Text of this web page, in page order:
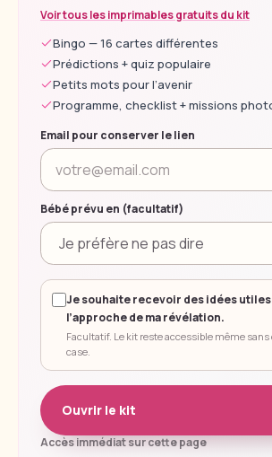
Voir tous les imprimables gratuits du kit
Bingo — 16 cartes différentes
Prédictions + quiz populaire
Petits mots pour l’avenir
Programme, checklist + missions
Email pour conserver le lien
Bébé prévu en (facultatif)
Je souhaite recevoir des idées utiles
l’approche de ma révélation.
Facultatif. Le kit reste accessible même
case.
Ouvrir le kit
Accès immédiat sur cette page